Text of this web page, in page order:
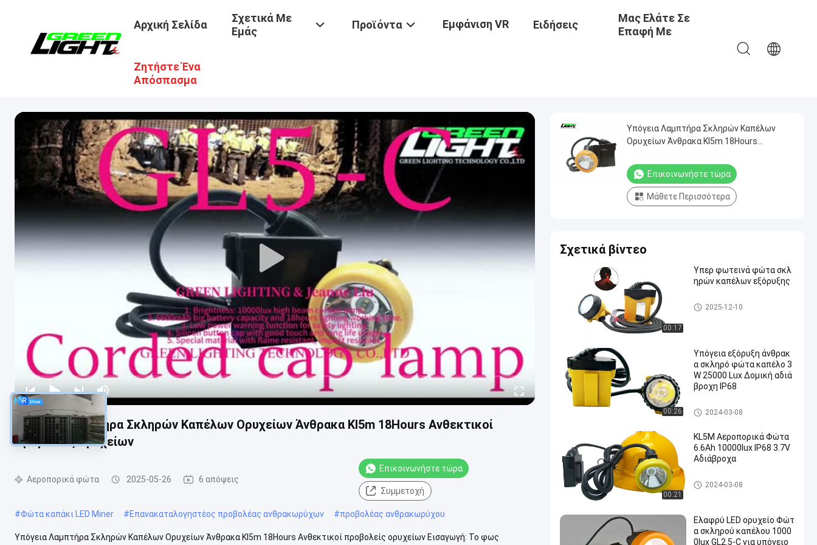
Αρχική Σελίδα
Σχετικά Με
Εμάς
Προϊόντα Εμφάνιση VR Ειδήσεις
Μας Ελάτε Σε
Επαφή Με
Ζητήστε Ένα
Απόσπασμα
Υπόγεια Λαμπτήρα Σκληρών Καπέλων Ορυχείων Άνθρακα Kl5m 18Hours Ανθεκτικοί
προβολείς ορυχείων
Αεροπορικά φώτα 2025-05-26 6 απόψεις
Επικοινωνήστε τώρα
Συμμετοχή
#Φώτα καπάκι LED Miner #Επανακαταλογηστέος προβολέας ανθρακωρύχων #προβολέας ανθρακωρύχου
Υπόγεια Λαμπτήρα Σκληρών Καπέλων Ορυχείων Άνθρακα Kl5m 18Hours Ανθεκτικοί προβολείς ορυχείων Εισαγωγή: Το φως
Υπόγεια Λαμπτήρα Σκληρών Καπέλων
Ορυχείων Άνθρακα Kl5m 18Hours
Επικοινωνήστε τώρα
Μάθετε Περισσότερα
Σχετικά βίντεο
00:17
Υπερ φωτεινά φώτα σκλ
ηρών καπέλων εξόρυξης
Αεροπορικά φώτα
2025-12-10
00:26
Υπόγεια εξόρυξη άνθρακ
α σκληρό φώτα καπέλο 3
W 25000 Lux Δομική αδιά
βροχη IP68
Αεροπορικά φώτα
2024-03-08
00:21
KL5M Αεροπορικά Φώτα
6.6Ah 10000lux IP68 3.7V
Αδιάβροχα
Αεροπορικά φώτα
2024-03-08
Ελαφρύ LED ορυχείο Φώτ
α σκληρού καπέλου 1000
0lux GL2.5-C για υπόγειο